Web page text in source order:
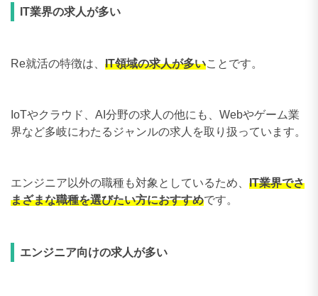
IT業界の求人が多い
Re就活の特徴は、 IT領域の求人が多いことです。
IoTやクラウド、AI分野の求人の他にも、Webやゲーム業
界など多岐にわたるジャンルの求人を取り扱っています。
エンジニア以外の職種も対象としているため、 IT業界でさ
まざまな職種を選びたい方におすすめです。
エンジニア向けの求人が多い